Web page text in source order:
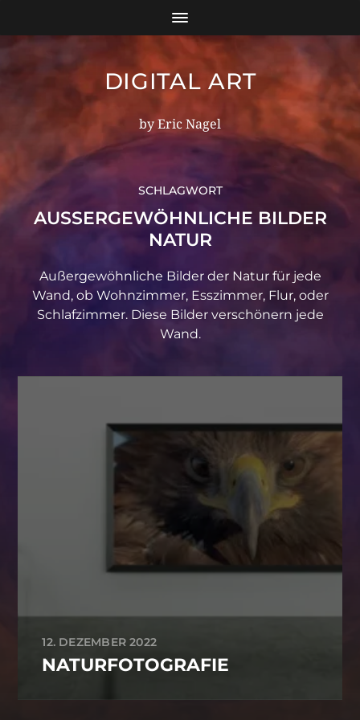
DIGITAL ART
by Eric Nagel
SCHLAGWORT
AUSSERGEWÖHNLICHE BILDER N
ATUR
Außergewöhnliche Bilder der Natur für jede
Wand, ob Wohnzimmer, Esszimmer, Flur, oder
Schlafzimmer. Diese Bilder verschönern jede
Wand.
12. DEZEMBER 2022
NATURFOTOGRAFIE